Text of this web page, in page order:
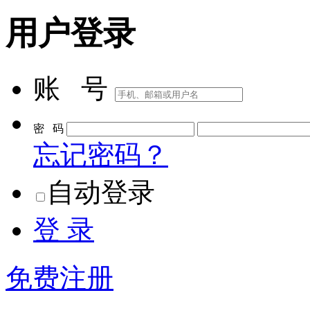
用户登录
账 号
密 码
忘记密码？
自动登录
登 录
免费注册